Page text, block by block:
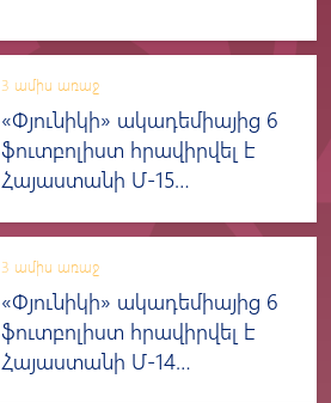
3 ամիս առաջ
«Փյունիկի» ակադեմիայից 6
ֆուտբոլիստ հրավիրվել է
Հայաստանի Մ-15
3 ամիս առաջ
«Փյունիկի» ակադեմիայից 6
ֆուտբոլիստ հրավիրվել է
Հայաստանի Մ-14